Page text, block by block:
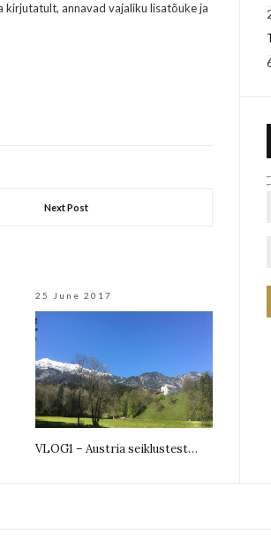
kirjutatult, annavad vajaliku lisatõuke ja
Next Post
25 June 2017
VLOG1 – Austria seiklustest…